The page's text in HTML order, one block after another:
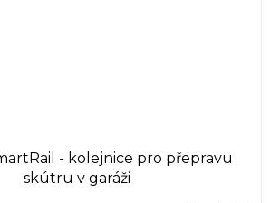
- kolejnice pro přepravu
skútru v garáži